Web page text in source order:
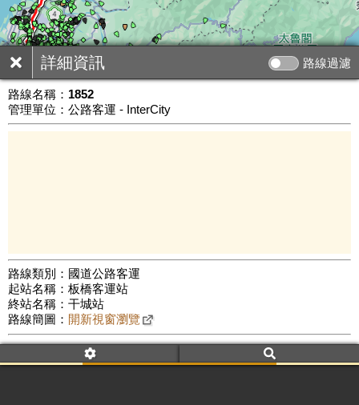
詳細資訊 路線過濾
路線名稱： 1852
管理單位：公路客運 - InterCity
路線類別：國道公路客運
起站名稱：板橋客運站
終站名稱：干城站
路線簡圖： 開新視窗瀏覽
附屬名稱：1852
車頭描述：板橋
國道3號 臺中
公車數量: 累計6502、上線5570